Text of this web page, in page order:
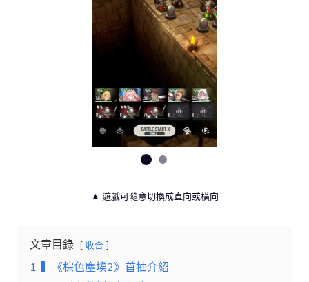
▲ 遊戲可隨意切換成直向或橫向
文章目錄 收合
1
▍《棕色塵埃2》首抽介紹